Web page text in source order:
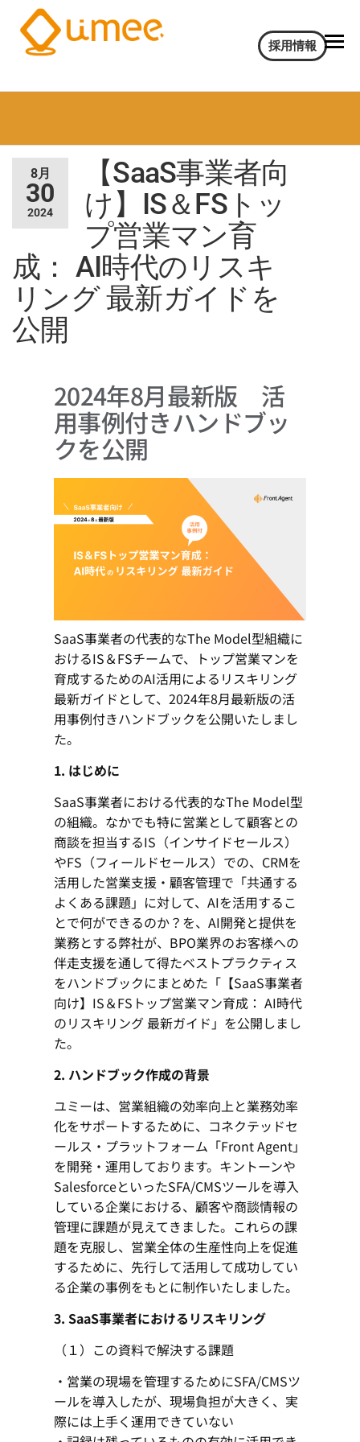
Technologies
株式会社
ン
ト
AI
電
気
通
信
大
学
認
定
ー
採用情報
8月
30
2024
【SaaS事業者向
け】IS＆FSトッ
プ営業マン育
成： AI時代のリスキ
リング 最新ガイドを
公開
2024年8月最新版 活
用事例付きハンドブッ
クを公開
SaaS事業者の代表的なThe Model型組織に
おけるIS＆FSチームで、トップ営業マンを
育成するためのAI活用によるリスキリング
最新ガイドとして、2024年8月最新版の活
用事例付きハンドブックを公開いたしまし
た。
1. はじめに
SaaS事業者における代表的なThe Model型
の組織。なかでも特に営業として顧客との
商談を担当するIS（インサイドセールス）
やFS（フィールドセールス）での、CRMを
活用した営業支援・顧客管理で「共通する
よくある課題」に対して、AIを活用するこ
とで何ができるのか？を、AI開発と提供を
業務とする弊社が、BPO業界のお客様への
伴走支援を通して得たベストプラクティス
をハンドブックにまとめた「【SaaS事業者
向け】IS＆FSトップ営業マン育成： AI時代
のリスキリング 最新ガイド」を公開しまし
た。
2. ハンドブック作成の背景
ユミーは、営業組織の効率向上と業務効率
化をサポートするために、コネクテッドセ
ールス・プラットフォーム「Front Agent」
を開発・運用しております。キントーンや
SalesforceといったSFA/CMSツールを導入
している企業における、顧客や商談情報の
管理に課題が見えてきました。これらの課
題を克服し、営業全体の生産性向上を促進
するために、先行して活用して成功してい
る企業の事例をもとに制作いたしました。
3. SaaS事業者におけるリスキリング
（１）この資料で解決する課題
・営業の現場を管理するためにSFA/CMSツ
ールを導入したが、現場負担が大きく、実
際には上手く運用できていない